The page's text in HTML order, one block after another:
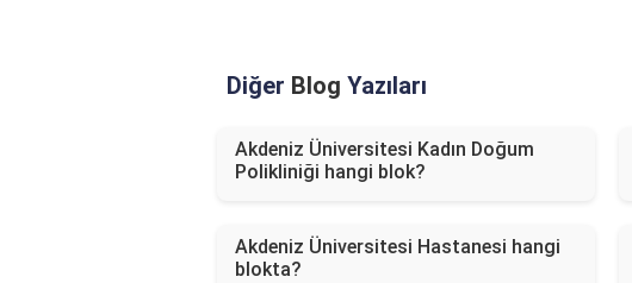
Diğer Blog Yazıları
Akdeniz Üniversitesi Kadın Doğum
Polikliniği hangi blok?
Akdeniz Üniversitesi Hastanesi hangi
blokta?